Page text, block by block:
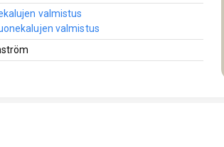
valmistus
valmistus